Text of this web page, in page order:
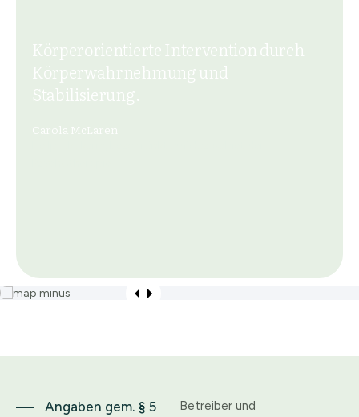
Körperorientierte Intervention durch
Körperwahrnehmung und
Stabilisierung.
Carola McLaren
Angaben gem. § 5
Betreiber und